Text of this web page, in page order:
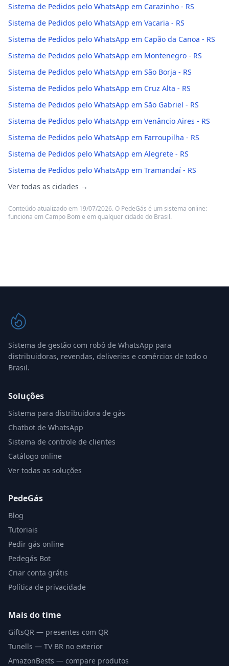
Sistema de Pedidos pelo WhatsApp em Carazinho - RS
Sistema de Pedidos pelo WhatsApp em Vacaria - RS
Sistema de Pedidos pelo WhatsApp em Capão da Canoa - RS
Sistema de Pedidos pelo WhatsApp em Montenegro - RS
Sistema de Pedidos pelo WhatsApp em São Borja - RS
Sistema de Pedidos pelo WhatsApp em Cruz Alta - RS
Sistema de Pedidos pelo WhatsApp em São Gabriel - RS
Sistema de Pedidos pelo WhatsApp em Venâncio Aires - RS
Sistema de Pedidos pelo WhatsApp em Farroupilha - RS
Sistema de Pedidos pelo WhatsApp em Alegrete - RS
Sistema de Pedidos pelo WhatsApp em Tramandaí - RS
Ver todas as cidades →
Conteúdo atualizado em 19/07/2026. O PedeGás é um sistema online:
funciona em Campo Bom e em qualquer cidade do Brasil.
Sistema de gestão com robô de WhatsApp para
distribuidoras, revendas, deliveries e comércios de todo o
Brasil.
Soluções
Sistema para distribuidora de gás
Chatbot de WhatsApp
Sistema de controle de clientes
Catálogo online
Ver todas as soluções
PedeGás
Blog
Tutoriais
Pedir gás online
Pedegás Bot
Criar conta grátis
Política de privacidade
Mais do time
GiftsQR — presentes com QR
Tunells — TV BR no exterior
AmazonBests — compare produtos